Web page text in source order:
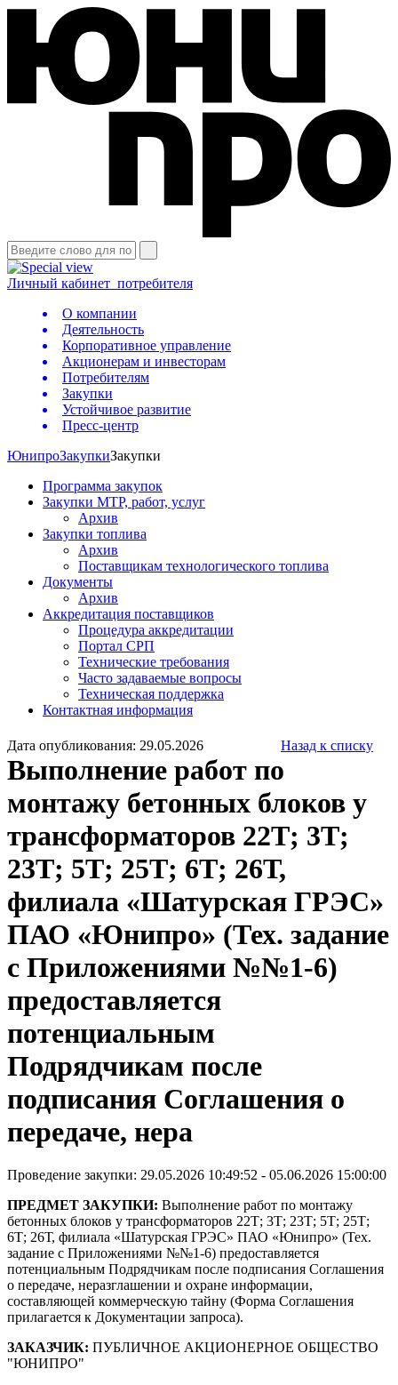
Личный кабинет потребителя
О компании
Деятельность
Корпоративное управление
Акционерам и инвесторам
Потребителям
Закупки
Устойчивое развитие
Пресс-центр
ЮнипроЗакупкиЗакупки
Программа закупок
Закупки МТР, работ, услуг
Архив
Закупки топлива
Архив
Поставщикам технологического топлива
Документы
Архив
Аккредитация поставщиков
Процедура аккредитации
Портал СРП
Технические требования
Часто задаваемые вопросы
Техническая поддержка
Контактная информация
Дата опубликования: 29.05.2026 Назад к списку
Выполнение работ по
монтажу бетонных блоков у
трансформаторов 22Т; 3Т;
23Т; 5Т; 25Т; 6Т; 26Т,
филиала «Шатурская ГРЭС»
ПАО «Юнипро» (Тех. задание
с Приложениями №№1-6)
предоставляется
потенциальным
Подрядчикам после
подписания Соглашения о
передаче, нера
Проведение закупки: 29.05.2026 10:49:52 - 05.06.2026 15:00:00
ПРЕДМЕТ ЗАКУПКИ: Выполнение работ по монтажу
бетонных блоков у трансформаторов 22Т; 3Т; 23Т; 5Т; 25Т;
6Т; 26Т, филиала «Шатурская ГРЭС» ПАО «Юнипро» (Тех.
задание с Приложениями №№1-6) предоставляется
потенциальным Подрядчикам после подписания Соглашения
о передаче, неразглашении и охране информации,
составляющей коммерческую тайну (Форма Соглашения
прилагается к Документации запроса).
ЗАКАЗЧИК: ПУБЛИЧНОЕ АКЦИОНЕРНОЕ ОБЩЕСТВО
"ЮНИПРО"